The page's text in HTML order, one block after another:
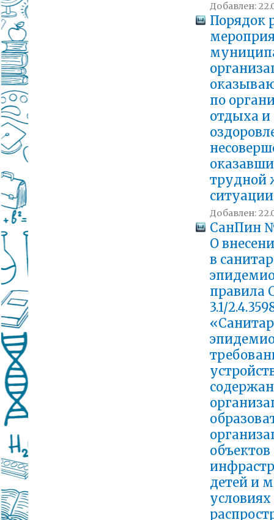
Добавлен:
Порядок
по
отдыха и
трудной
Добавлен:
СанПин
О
в
правила
3.1/
детей и
условиях